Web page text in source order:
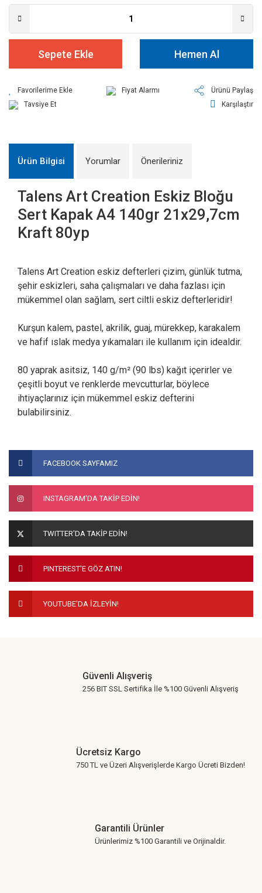
Sepete Ekle Hemen Al
Fiyat Alarmı
Ürünü Paylaş
Tavsiye Et
Karşılaştır
Ürün Bilgisi Yorumlar Önerileriniz
Talens Art Creation Eskiz Bloğu
Sert Kapak A4 140gr 21x29,7cm
Kraft 80yp
Talens Art Creation eskiz defterleri çizim, günlük tutma,
şehir eskizleri, saha çalışmaları ve daha fazlası için
mükemmel olan sağlam, sert ciltli eskiz defterleridir!
Kurşun kalem, pastel, akrilik, guaj, mürekkep, karakalem
ve hafif ıslak medya yıkamaları ile kullanım için idealdir.
80 yaprak asitsiz, 140 g/m² (90 lbs) kağıt içerirler ve
çeşitli boyut ve renklerde mevcutturlar, böylece
ihtiyaçlarınız için mükemmel eskiz defterini
bulabilirsiniz.
Bu ürüne ilk yorumu siz yapın!
Yorum Yaz
kullanarak tarafımıza iletebilirsiniz.
Görüş ve önerileriniz için teşekkür ederiz.
Ürün açıklamasında eksik bilgiler bulunuyor.
Ürün fiyatı diğer sitelerden daha pahalı.
Bu ürüne benzer farklı alternatifler olmalı.
FACEBOOK SAYFAMIZ
INSTAGRAM'DA TAKİP EDİN!
TWITTER'DA TAKİP EDİN!
PINTEREST'E GÖZ ATIN!
YOUTUBE'DA İZLEYİN!
Güvenli Alışveriş
256 BIT SSL Sertifika İle %100 Güvenli Alışveriş
Ücretsiz Kargo
750 TL ve Üzeri Alışverişlerde Kargo Ücreti Bizden!
Garantili Ürünler
Ürünlerimiz %100 Garantili ve Orijinaldir.